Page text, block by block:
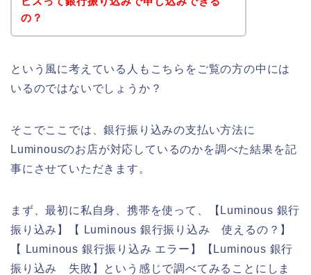
の？
という風に考えている人もこちらをご覧の方の中には
いるのではないでしょうか？
そこでここでは、銀行振り込みの支払い方法に
Luminousのお店が対応しているのかを調べた結果を記
事にさせていただきます。
まず、最初に私自身、携帯を使って、【Luminous 銀行
振り込み】【 Luminous 銀行振り込み 使えるの？】
【 Luminous 銀行振り込み エラー】【Luminous 銀行
振り込み 失敗】という感じで調べてみることにしま